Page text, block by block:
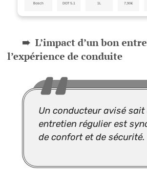
Bosch DOT 5.1 1L 7,90€
L’impact d’un bon
l’expérience de conduite
Un conducteur avisé sait
entretien régulier est
de confort et de sécurité.